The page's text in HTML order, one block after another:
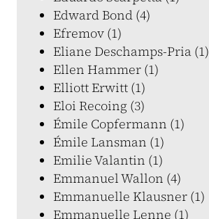
Edward Bond (4)
Efremov (1)
Eliane Deschamps-Pria (1)
Ellen Hammer (1)
Elliott Erwitt (1)
Eloi Recoing (3)
Émile Copfermann (1)
Émile Lansman (1)
Emilie Valantin (1)
Emmanuel Wallon (4)
Emmanuelle Klausner (1)
Emmanuelle Lenne (1)